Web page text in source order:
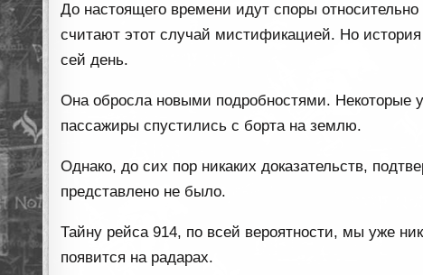
До настоящего времени идут споры
считают этот случай мистификацией. Но
сей день.
Она обросла новыми подробностями. Некоторые
пассажиры спустились с борта на землю.
Однако, до сих пор никаких доказательств,
представлено не было.
Тайну рейса 914, по всей вероятности, мы уже
появится на радарах.